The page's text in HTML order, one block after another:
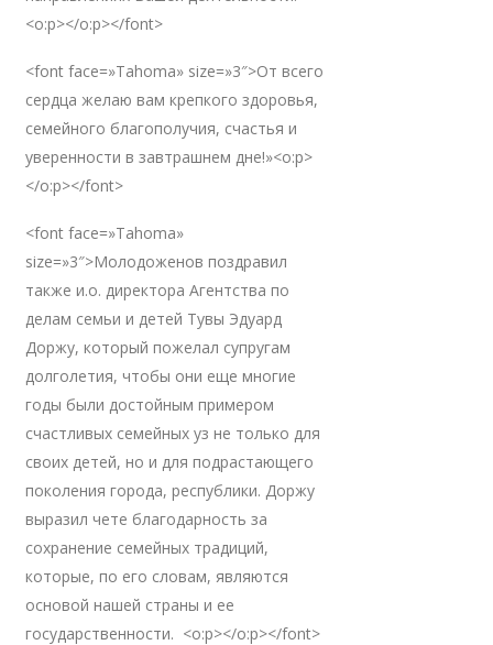
<o:p></o:p></font>
<font face=»Tahoma» size=»3″>От всего
сердца желаю вам крепкого здоровья,
семейного благополучия, счастья и
уверенности в завтрашнем дне!»<o:p>
</o:p></font>
<font face=»Tahoma»
size=»3″>Молодоженов поздравил
также и.о. директора Агентства по
делам семьи и детей Тувы Эдуард
Доржу, который пожелал супругам
долголетия, чтобы они еще многие
годы были достойным примером
счастливых семейных уз не только для
своих детей, но и для подрастающего
поколения города, республики. Доржу
выразил чете благодарность за
сохранение семейных традиций,
которые, по его словам, являются
основой нашей страны и ее
государственности. <o:p></o:p></font>